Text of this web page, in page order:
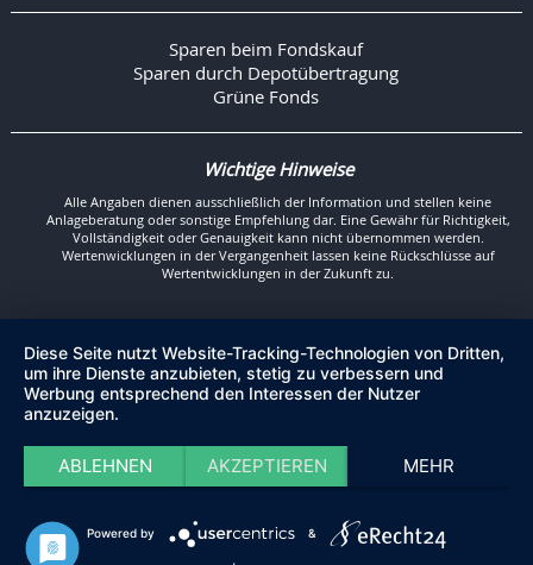
Sparen beim Fondskauf
Sparen durch Depotübertragung
Grüne Fonds
Wichtige Hinweise
Alle Angaben dienen ausschließlich der Information und stellen keine
Anlageberatung oder sonstige Empfehlung dar. Eine Gewähr für Richtigkeit,
Vollständigkeit oder Genauigkeit kann nicht übernommen werden.
Wertenwicklungen in der Vergangenheit lassen keine Rückschlüsse auf
Wertentwicklungen in der Zukunft zu.
Diese Seite nutzt Website-Tracking-Technologien von Dritten,
um ihre Dienste anzubieten, stetig zu verbessern und
Werbung entsprechend den Interessen der Nutzer
anzuzeigen.
ABLEHNEN AKZEPTIEREN MEHR
Powered by &